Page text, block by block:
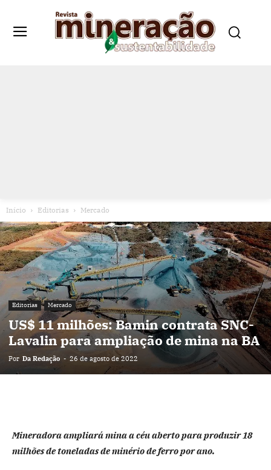
Início Editorias Mercado
Editorias Mercado
US$ 11 milhões: Bamin contrata SNC-
Lavalin para ampliação de mina na BA
Por Da Redação - 26 de agosto de 2022
Mineradora ampliará mina a céu aberto para produzir 18
milhões de toneladas de minério de ferro por ano.